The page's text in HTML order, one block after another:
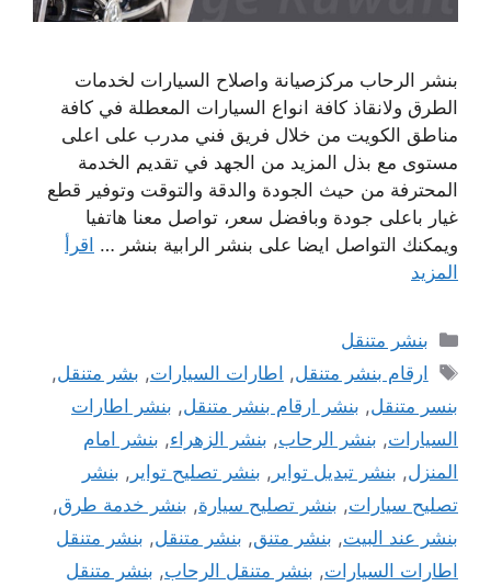
بنشر الرحاب مركزصيانة واصلاح السيارات لخدمات
الطرق ولانقاذ كافة انواع السيارات المعطلة في كافة
مناطق الكويت من خلال فريق فني مدرب على اعلى
مستوى مع بذل المزيد من الجهد في تقديم الخدمة
المحترفة من حيث الجودة والدقة والتوقت وتوفير قطع
غيار باعلى جودة وبافضل سعر، تواصل معنا هاتفيا
ويمكنك التواصل ايضا على بنشر الرابية بنشر … اقرأ
المزيد
التصنيفات
بنشر متنقل
الوسوم
ارقام بنشر متنقل, اطارات السيارات, بشر متنقل,
بنسر متنقل, بنشر ارقام بنشر متنقل, بنشر اطارات
السيارات, بنشر الرحاب, بنشر الزهراء, بنشر امام
المنزل, بنشر تبديل تواير , بنشر تصليح تواير , بنشر
تصليح سيارات, بنشر تصليح سيارة, بنشر خدمة طرق,
بنشر عند البيت, بنشر متنق, بنشر متنقل, بنشر متنقل
اطارات السيارات, بنشر متنقل الرحاب, بنشر متنقل